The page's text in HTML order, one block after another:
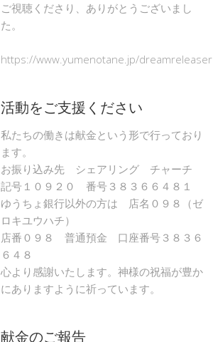
ご視聴くださり、ありがとうございまし
た。
https://www.yumenotane.jp/dreamreleaser
活動をご支援ください
私たちの働きは献金という形で行っており
ます。
お振り込み先 シェアリング チャーチ
記号１０９２０ 番号３８３６６４８１
ゆうちょ銀行以外の方は 店名０９８（ゼ
ロキユウハチ）
店番０９８ 普通預金 口座番号３８３６
６４８
心より感謝いたします。神様の祝福が豊か
にありますように祈っています。
献金のご報告